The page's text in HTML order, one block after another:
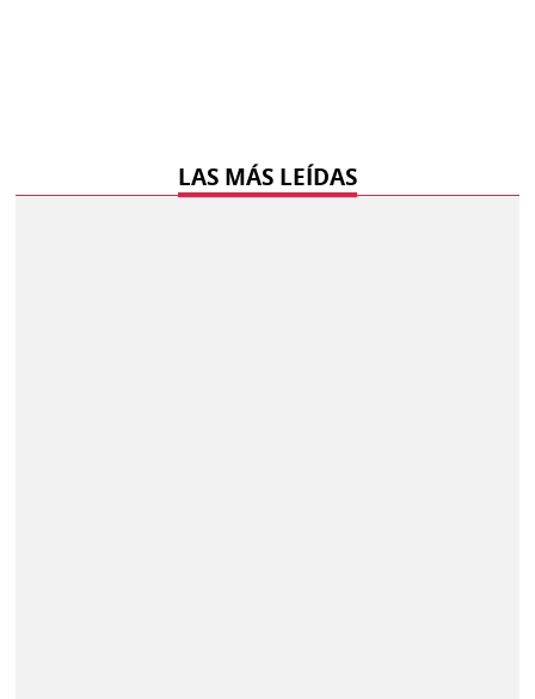
LAS MÁS LEÍDAS